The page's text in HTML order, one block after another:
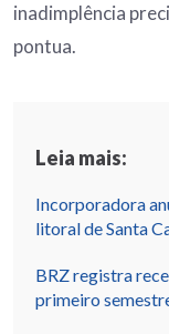
inadimplência
pontua.
Leia mais:
Incorporadora
litoral de Santa
BRZ registra
primeiro